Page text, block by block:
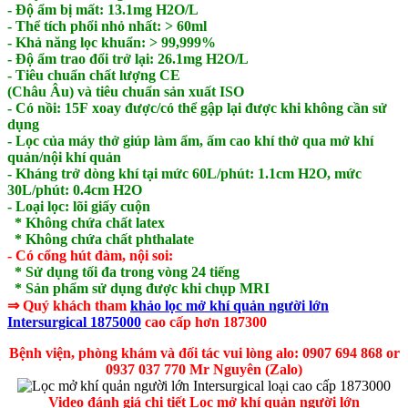
- Độ ẩm bị mất: 13.1mg H2O/L
- Thể tích phổi nhỏ nhất: > 60ml
- Khả năng lọc khuẩn: > 99,999%
- Độ ẩm trao đổi trở lại: 26.1mg H2O/L
- Tiêu chuẩn chất lượng CE
(Châu Âu) và tiêu chuẩn sản xuất ISO
- Có nồi: 15F xoay được/có thể gập lại được khi không cần sử
dụng
- Lọc của máy thở giúp làm ẩm, ấm cao khí thở qua mở khí
quản/nội khí quản
- Kháng trở dòng khí tại mức 60L/phút: 1.1cm H2O, mức
30L/phút: 0.4cm H2O
- Loại lọc: lõi giấy cuộn
* Không chứa chất latex
* Không chứa chất phthalate
- Có cổng hút đàm, nội soi:
* Sử dụng tối đa trong vòng 24 tiếng
* Sản phẩm sử dụng được khi chụp MRI
⇒ Quý khách tham khảo lọc mở khí quản người lớn
Intersurgical 1875000 cao cấp hơn 187300
Bệnh viện, phòng khám và đối tác vui lòng alo: 0907 694 868 or
0937 037 770 Mr Nguyên (Zalo)
Video đánh giá chi tiết Lọc mở khí quản người lớn